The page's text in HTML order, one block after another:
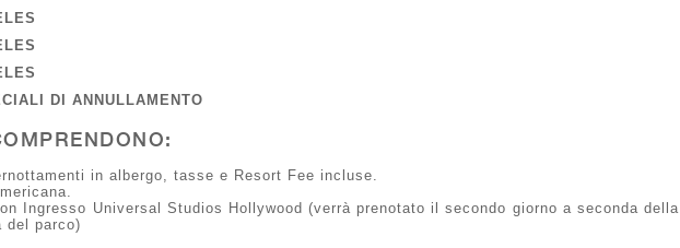
DI ANNULLAMENTO
in albergo, tasse e Resort Fee incluse.
Ingresso Universal Studios Hollywood (verrà prenotato il secondo giorno a seconda della
del parco)